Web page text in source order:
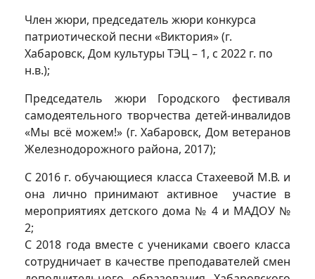
Член жюри, председатель жюри конкурса
патриотической песни «Виктория» (г.
Хабаровск, Дом культуры ТЭЦ – 1, с 2022 г. по
н.в.);
Председатель жюри Городского фестиваля
самодеятельного творчества детей-инвалидов
«Мы всё можем!» (г. Хабаровск, Дом ветеранов
Железнодорожного района, 2017);
С 2016 г. обучающиеся класса Стахеевой М.В. и
она лично принимают активное участие в
мероприятиях детского дома № 4 и МАДОУ №
2;
С 2018 года вместе с учениками своего класса
сотрудничает в качестве преподавателей смен